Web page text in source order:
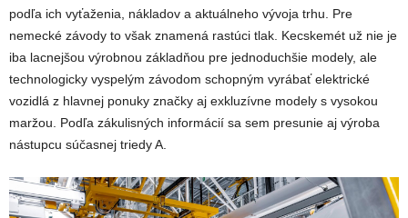
podľa ich vyťaženia, nákladov a aktuálneho vývoja trhu. Pre
nemecké závody to však znamená rastúci tlak. Kecskemét už nie je
iba lacnejšou výrobnou základňou pre jednoduchšie modely, ale
technologicky vyspelým závodom schopným vyrábať elektrické
vozidlá z hlavnej ponuky značky aj exkluzívne modely s vysokou
maržou. Podľa zákulisných informácií sa sem presunie aj výroba
nástupcu súčasnej triedy A.